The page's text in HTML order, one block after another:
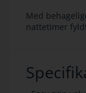
Med
nattetimer